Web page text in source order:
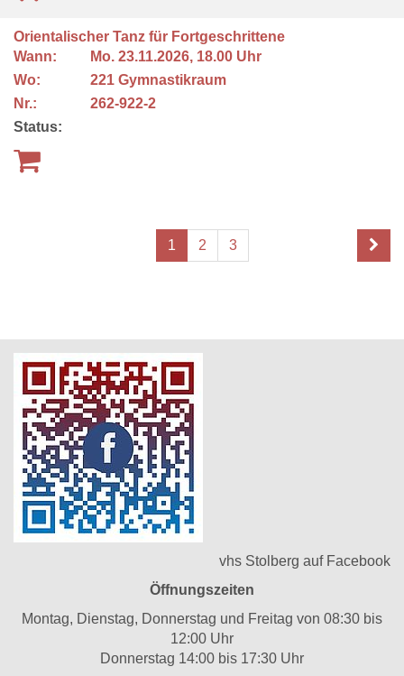
Orientalischer Tanz für Fortgeschrittene
Wann:
Mo. 23.11.2026, 18.00 Uhr
Wo:
221 Gymnastikraum
Nr.:
262-922-2
Status:
1 2 3
vhs Stolberg auf Facebook
Öffnungszeiten
Montag, Dienstag, Donnerstag und Freitag von 08:30 bis
12:00 Uhr
Donnerstag 14:00 bis 17:30 Uhr